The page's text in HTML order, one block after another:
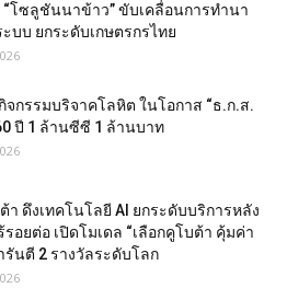
“โซลูชันนาข้าว” ขับเคลื่อนการทำนา
ะบบ ยกระดับเกษตรกรไทย
จกรรมบริจาคโลหิต ในโอกาส “ธ.ก.ส.
ปี 1 ล้านซีซี 1 ล้านบาท
า ดึงเทคโนโลยี AI ยกระดับบริการหลัง
รอยต่อ เปิดโมเดล “เลือกคูโบต้า คุ้มค่า
รันตี 2 รางวัลระดับโลก